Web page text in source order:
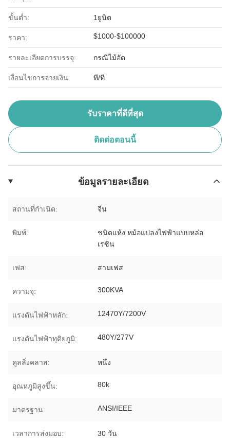
ขั้นต่ำ: 1ยูนิต
ราคา: $1000-$100000
รายละเอียดการบรรจุ: กรณีไม้อัด
เงื่อนไขการจ่ายเงิน: ที/ที
รับราคาที่ดีที่สุด
ติดต่อตอนนี้
ข้อมูลรายละเอียด
สถานที่กำเนิด: จีน
พิมพ์:
ชนิดแห้ง หม้อแปลงไฟฟ้าแบบหล่อ
เรซิน
เฟส: สามเฟส
ความจุ: 300KVA
แรงดันไฟฟ้าหลัก: 12470Y/7200V
แรงดันไฟฟ้าทุติยภูมิ: 480Y/277V
คูลลิ่งคลาส: หนึ่ง
อุณหภูมิสูงขึ้น: 80k
มาตรฐาน: ANSI/IEEE
เวลาการส่งมอบ: 30 วัน